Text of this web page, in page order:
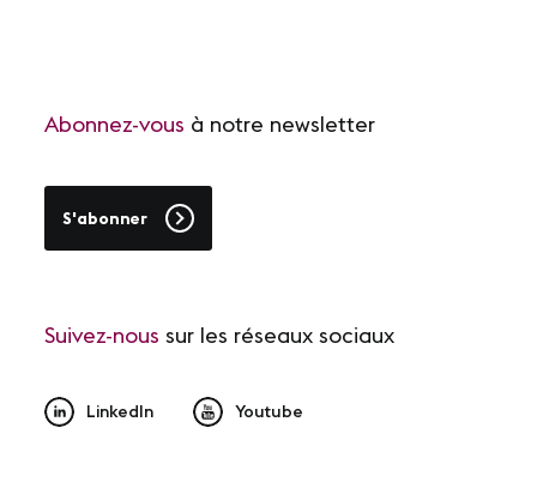
Abonnez-vous à notre newsletter
S'abonner
Suivez-nous sur les réseaux sociaux
LinkedIn Youtube